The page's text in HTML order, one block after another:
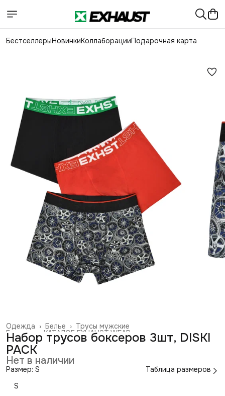
БестселлерыНовинкиКоллаборацииПодарочная карта
Трусы мужские
Белье ›
Одежда ›
КАТАЛОГ EXHAUST WEAR ›
Главная ›
Набор трусов боксеров 3шт, DISKI
PACK
Нет в наличии
Размер: S
Таблица размеров
S